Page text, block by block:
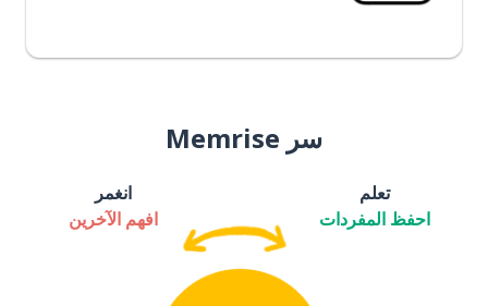
سر Memrise
تعلم
احفظ المفردات
انغمر
افهم الآخرين